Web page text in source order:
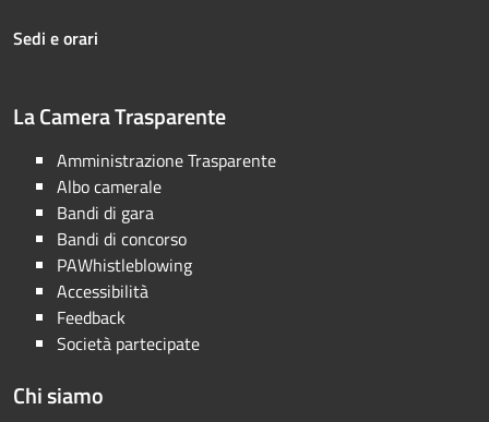
Sedi e orari
La Camera Trasparente
Amministrazione Trasparente
Albo camerale
Bandi di gara
Bandi di concorso
PAWhistleblowing
Accessibilità
Feedback
Società partecipate
Chi siamo